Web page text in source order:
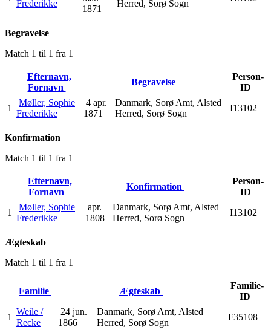
Frederikke
1871
Herred, Sorø Sogn
Begravelse
Match 1 til 1 fra 1
Efternavn,
Fornavn
Begravelse
Person-
ID
1
Møller, Sophie
Frederikke
4 apr.
1871
Danmark, Sorø Amt, Alsted
Herred, Sorø Sogn
I13102
Konfirmation
Match 1 til 1 fra 1
Efternavn,
Fornavn
Konfirmation
Person-
ID
1
Møller, Sophie
Frederikke
apr.
1808
Danmark, Sorø Amt, Alsted
Herred, Sorø Sogn
I13102
Ægteskab
Match 1 til 1 fra 1
Familie Ægteskab
Familie-
ID
1
Weile /
Recke
24 jun.
1866
Danmark, Sorø Amt, Alsted
Herred, Sorø Sogn
F35108